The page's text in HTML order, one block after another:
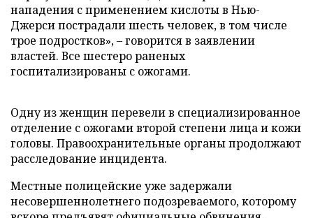
нападения с применением кислоты в Нью-
Джерси пострадали шесть человек, в том числе
трое подростков», – говорится в заявлении
властей. Все шестеро раненых
госпитализированы с ожогами.
Одну из женщин перевели в специализированное
отделение с ожогами второй степени лица и кожи
головы. Правоохранительные органы продолжают
расследование инцидента.
Местные полицейские уже задержали
несовершеннолетнего подозреваемого, которому